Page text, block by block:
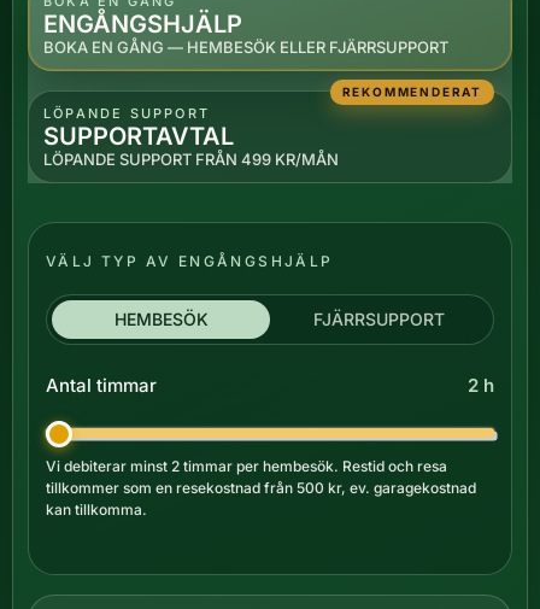
ENGÅNGSHJÄLP
BOKA EN GÅNG — HEMBESÖK ELLER FJÄRRSUPPORT
REKOMMENDERAT
LÖPANDE SUPPORT
SUPPORTAVTAL
LÖPANDE SUPPORT FRÅN 499 KR/MÅN
VÄLJ TYP AV ENGÅNGSHJÄLP
HEMBESÖK FJÄRRSUPPORT
Antal timmar 2 h
Vi debiterar minst 2 timmar per hembesök. Restid och resa
tillkommer som en resekostnad från 500 kr, ev. garagekostnad
kan tillkomma.